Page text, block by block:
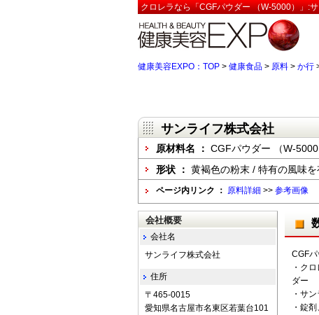
クロレラなら「CGFパウダー （W-5000）」:
健康美容EXPO：TOP > 健康食品 > 原料 > か行
サンライフ株式会社
原材料名 ： CGFパウダー （W-5000
形状 ： 黄褐色の粉末 / 特有の風味を
ページ内リンク ： 原料詳細 >> 参考画像
CGF
・ク
ダー
・サ
・錠
会社概要
会社名
サンライフ株式会社
住所
〒465-0015
愛知県名古屋市名東区若葉台101